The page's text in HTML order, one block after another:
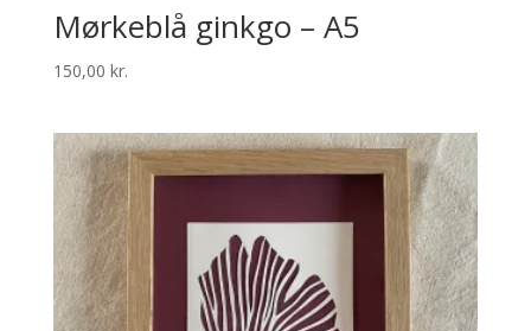
Mørkeblå ginkgo – A5
150,00 kr.